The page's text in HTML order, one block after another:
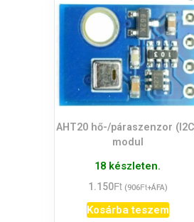
AHT20 hő-/páraszenzor
modul
18 készleten.
1.150Ft (906Ft+ÁFA)
Kosárba teszem